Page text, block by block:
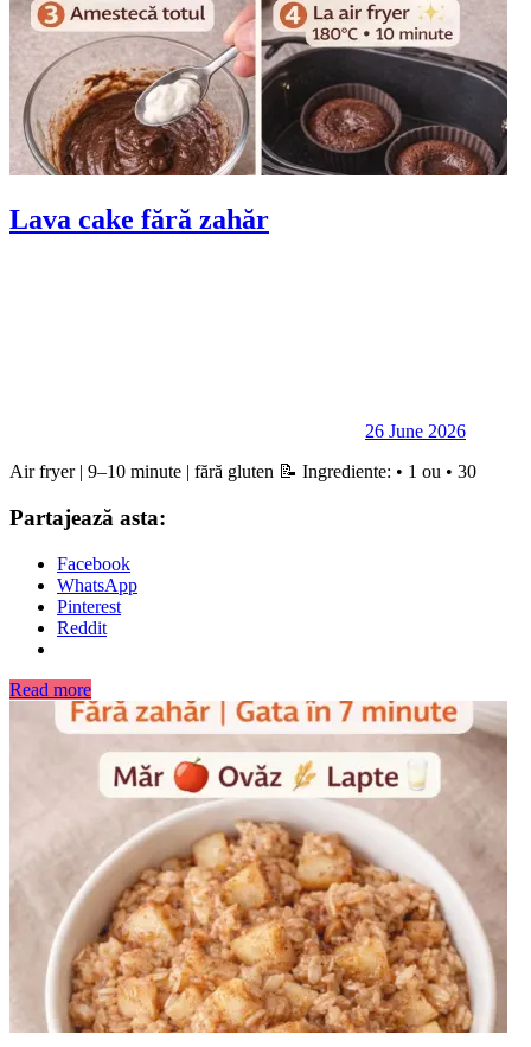
Lava cake fără zahăr
26 June 2026
Air fryer | 9–10 minute | fără gluten 📝 Ingrediente: • 1 ou • 30
Partajează asta:
Facebook
WhatsApp
Pinterest
Reddit
Read more